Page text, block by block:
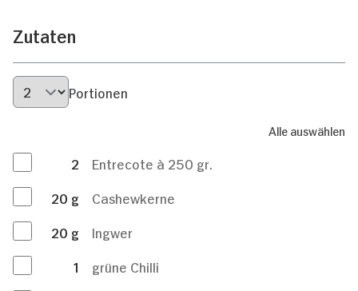
Zutaten
Portionen
Alle auswählen
2
Entrecote à 250 gr.
20 g
Cashewkerne
20 g
Ingwer
1
grüne Chilli